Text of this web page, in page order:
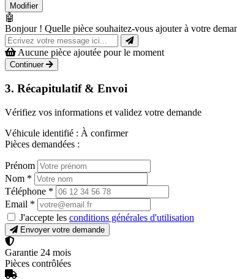
Modifier
🤖
Bonjour ! Quelle pièce souhaitez-vous ajouter à votre
Aucune pièce ajoutée pour le moment
Continuer
3. Récapitulatif & Envoi
Vérifiez vos informations et validez votre demande
Véhicule identifié : À confirmer
Pièces demandées :
Prénom
Nom *
Téléphone *
Email *
J'accepte les conditions générales d'utilisation
Envoyer votre demande
Garantie 24 mois
Pièces contrôlées